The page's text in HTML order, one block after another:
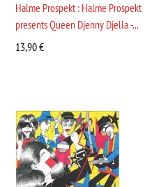
Halme Prospekt : Halme Prospekt
presents Queen Djenny Djella -...
13,90€